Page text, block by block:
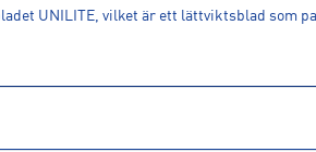
UNILITE, vilket är ett lättviktsblad som